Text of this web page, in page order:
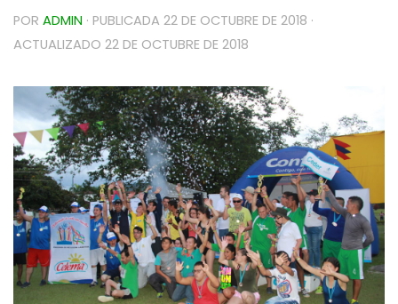
POR ADMIN · PUBLICADA 22 DE OCTUBRE DE 2018 ·
ACTUALIZADO 22 DE OCTUBRE DE 2018